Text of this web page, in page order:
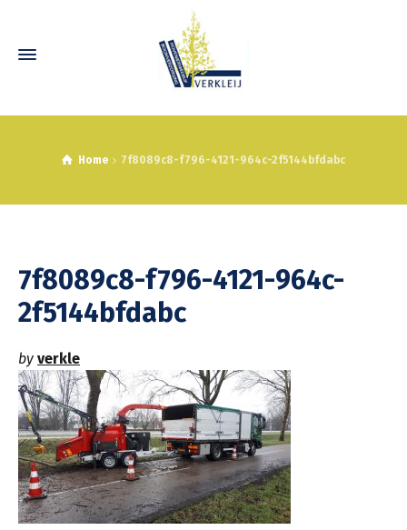
Home 7f8089c8-f796-4121-964c-2f5144bfdabc
7f8089c8-f796-4121-964c-
2f5144bfdabc
by verkle